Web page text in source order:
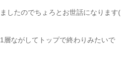
したのでちょろとお世話になります(
層ながしてトップで終わりみたいで